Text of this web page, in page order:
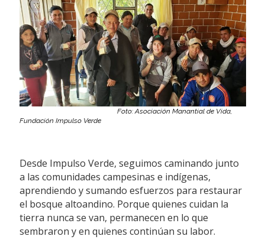
Foto: Asociación Manantial de Vida,
Fundación Impulso Verde
Desde Impulso Verde, seguimos caminando junto
a las comunidades campesinas e indígenas,
aprendiendo y sumando esfuerzos para restaurar
el bosque altoandino. Porque quienes cuidan la
tierra nunca se van, permanecen en lo que
sembraron y en quienes continúan su labor.